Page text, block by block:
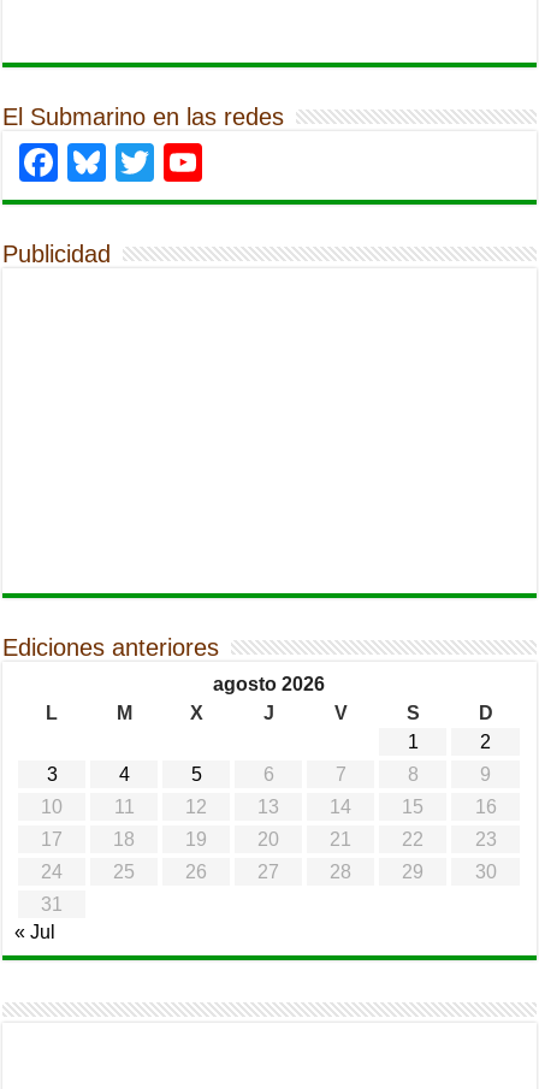
El Submarino en las redes
Facebook
Bluesky
Twitter
Publicidad
Ediciones anteriores
agosto 2026
L
M X J V S
D
1
2
3
4 5 6 7 8
9
10
11 12 13 14 15
16
17
18 19 20 21 22
23
24
25 26 27 28 29
30
31
« Jul